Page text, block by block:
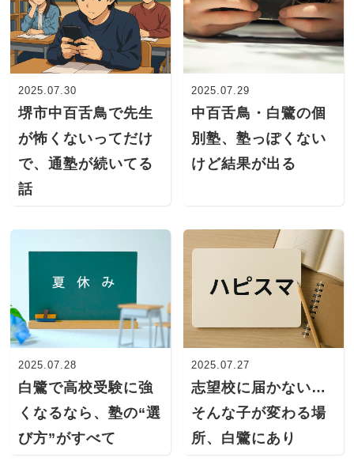
2025.07.30
堺市中百舌鳥で先生
が怖くないってだけ
で、通塾が続いてる
話
2025.07.29
中百舌鳥・白鷺の個
別塾、塾っぽくない
けど結果が出る
2025.07.28
白鷺で高校受験に強
くなるなら、塾の“選
び方”がすべて
2025.07.27
志望校に届かない…
そんな子が変わる場
所、白鷺にあり